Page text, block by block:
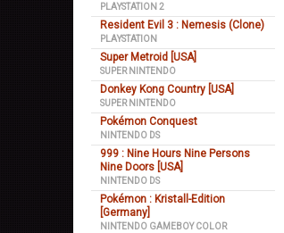
PLAYSTATION 2
Resident Evil 3 : Nemesis (Clone)
PLAYSTATION
Super Metroid [USA]
SUPER NINTENDO
Donkey Kong Country [USA]
SUPER NINTENDO
Pokémon Conquest
NINTENDO DS
999 : Nine Hours Nine Persons
Nine Doors [USA]
NINTENDO DS
Pokémon : Kristall-Edition
[Germany]
NINTENDO GAMEBOY COLOR